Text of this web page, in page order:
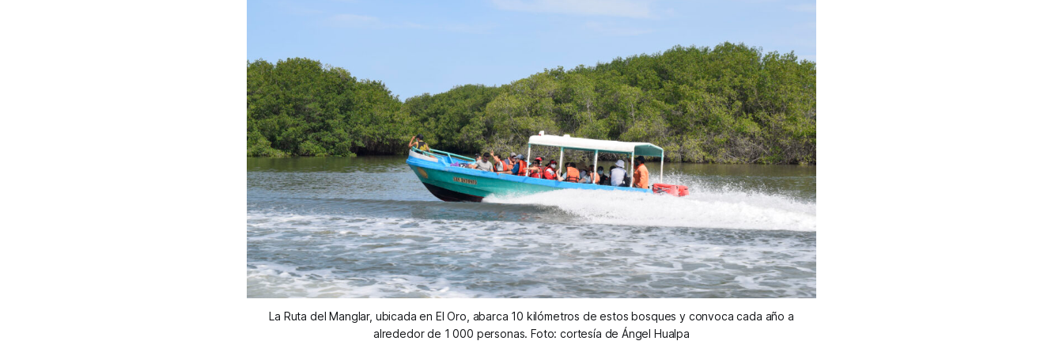
La Ruta del Manglar, ubicada en El Oro, abarca 10 kilómetros de estos bosques y convoca cada año a
alrededor de 1 000 personas. Foto: cortesía de Ángel Hualpa